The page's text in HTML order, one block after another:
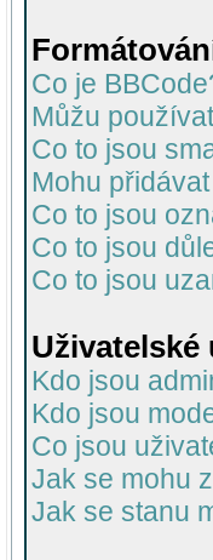
Co je
Můžu
Co to jsou
Mohu
Co to jsou
Co to jsou
Co to jsou
Uživatelské
Kdo jsou
Kdo jsou
Co jsou
Jak se mohu
Jak se stanu